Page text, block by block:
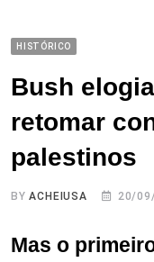
HISTÓRICO
Bush
retomar
palestinos
BYACHEIUSA 20/
Mas o